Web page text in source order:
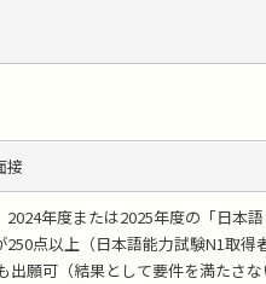
接
年度または2025年度の「日本
点以上（日本語能力試験N1取得
出願可（結果として要件を満たさ